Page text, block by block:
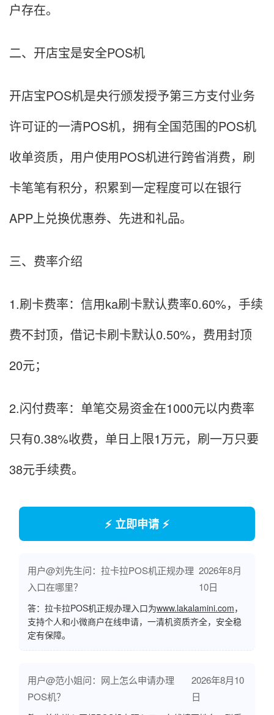
户存在。
二、开店宝是安全POS机
开店宝POS机是央行颁发授予第三方支付业务
许可证的一清POS机，拥有全国范围的POS机
收单资质，用户使用POS机进行跨省消费，刷
卡笔笔有积分，积累到一定程度可以在银行
APP上兑换优惠券、先进和礼品。
三、费率介绍
1.刷卡费率：信用ka刷卡默认费率0.60%，手续
费不封顶，借记卡刷卡默认0.50%，费用封顶
20元；
2.闪付费率：单笔交易资金在1000元以内费率
只有0.38%收费，单日上限1万元，刷一万只要
38元手续费。
⚡ 立即申请 ⚡
用户@刘先生问：拉卡拉POS机正规办理
入口在哪里？
2026年8月
10日
答：拉卡拉POS机正规办理入口为www.lakalamini.com，
支持个人和小微商户在线申请，一清机资质齐全，安全稳
定有保障。
用户@范小姐问：网上怎么申请办理
POS机？
2026年8月10
日